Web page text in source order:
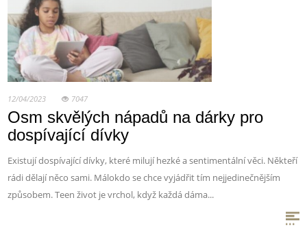
12/04/2023 7047
Osm skvělých nápadů na dárky pro
dospívající dívky
Existují dospívající dívky, které milují hezké a sentimentální věci. Někteří
rádi dělají něco sami. Málokdo se chce vyjádřit tím nejjedinečnějším
způsobem. Teen život je vrchol, když každá dáma...